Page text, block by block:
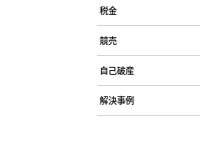
税金
競売
自己破産
解決事例